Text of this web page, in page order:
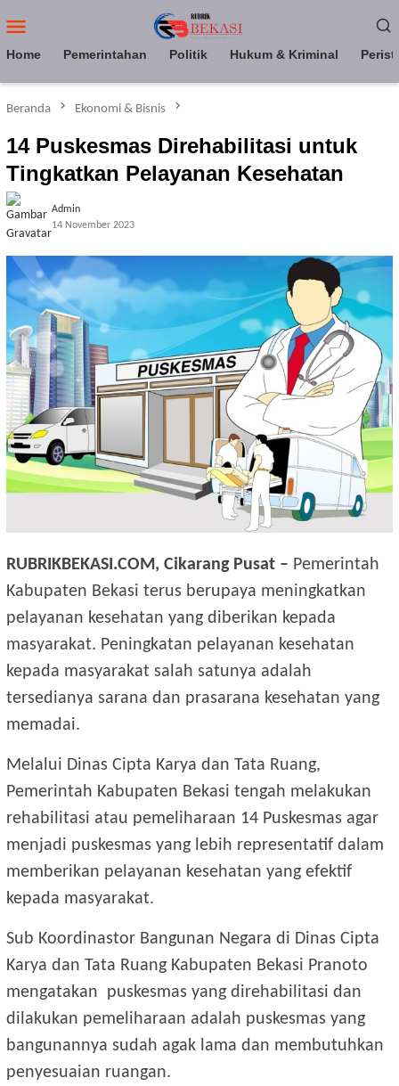
ke
Mobile
Home Pemerintahan Politik Hukum & Kriminal
Beranda Ekonomi & Bisnis
14 Puskesmas Direhabilitasi untuk
Tingkatkan Pelayanan Kesehatan
Admin
14 November 2023
RUBRIKBEKASI.COM, Cikarang Pusat – Pemerintah
Kabupaten Bekasi terus berupaya meningkatkan
pelayanan kesehatan yang diberikan kepada
masyarakat. Peningkatan pelayanan kesehatan
kepada masyarakat salah satunya adalah
tersedianya sarana dan prasarana kesehatan yang
memadai.
Melalui Dinas Cipta Karya dan Tata Ruang,
Pemerintah Kabupaten Bekasi tengah melakukan
rehabilitasi atau pemeliharaan 14 Puskesmas agar
menjadi puskesmas yang lebih representatif dalam
memberikan pelayanan kesehatan yang efektif
kepada masyarakat.
Sub Koordinastor Bangunan Negara di Dinas Cipta
Karya dan Tata Ruang Kabupaten Bekasi Pranoto
mengatakan puskesmas yang direhabilitasi dan
dilakukan pemeliharaan adalah puskesmas yang
bangunannya sudah agak lama dan membutuhkan
penyesuaian ruangan.